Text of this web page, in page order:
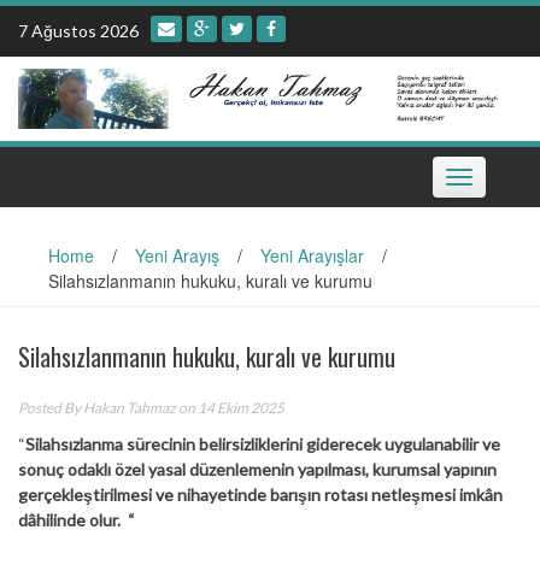
Skip
content
7 Ağustos 2026
Toggle
navigation
Home / Yeni Arayış / Yeni Arayışlar
/
Silahsızlanmanın hukuku, kuralı ve kurumu
Silahsızlanmanın hukuku, kuralı ve kurumu
Posted ByHakan Tahmazon 14 Ekim 2025
“Silahsızlanma sürecinin belirsizliklerini giderecek uygulanabilir ve
sonuç odaklı özel yasal düzenlemenin yapılması, kurumsal yapının
gerçekleştirilmesi ve nihayetinde barışın rotası netleşmesi imkân
dâhilinde olur. “